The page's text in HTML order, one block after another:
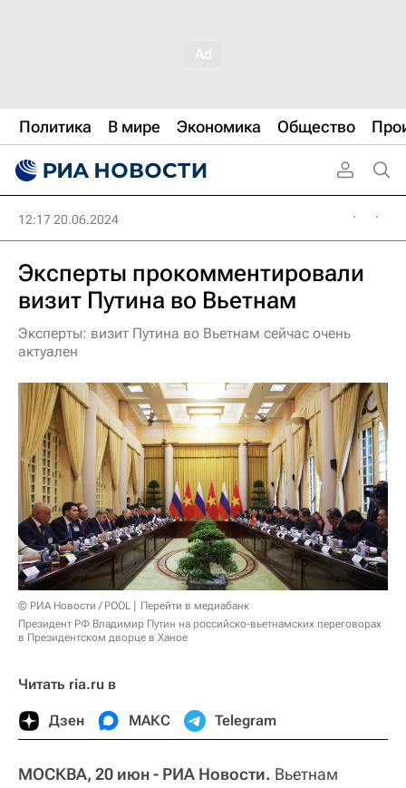
Политика В мире Экономика Общество
12:17 20.06.2024
Эксперты прокомментировали
визит Путина во Вьетнам
Эксперты: визит Путина во Вьетнам сейчас очень
актуален
© РИА Новости / POOL
Перейти в медиабанк
Президент РФ Владимир Путин на российско-вьетнамских переговорах
в Президентском дворце в Ханое
Читать ria.ru в
Дзен МАКС Telegram
МОСКВА, 20 июн - РИА Новости. Вьетнам